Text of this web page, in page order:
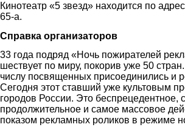
Кинотеатр «5 звезд» находится по
65-а.
Справка организаторов
33 года подряд «Ночь пожирателей
шествует по миру, покорив уже 50
числу посвященных присоединились и
Сегодня этот ставший уже культовым
городов России. Это беспрецедентное,
продолжительное и самое массовое
показом рекламных роликов в режиме